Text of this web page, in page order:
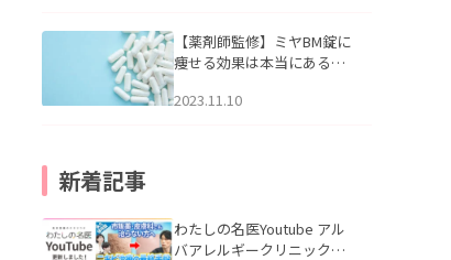
【薬剤師監修】ミヤBM錠に
痩せる効果は本当にある
2023.11.10
新着記事
わたしの名医Youtube アル
バアレルギークリニック札